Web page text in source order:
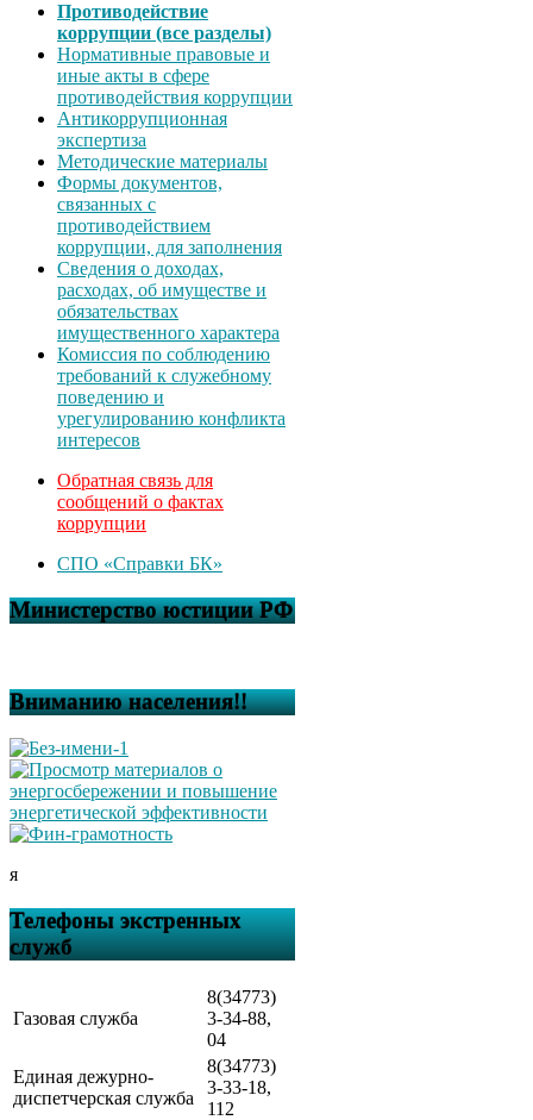
Противодействие
коррупции (все разделы)
Нормативные правовые и
иные акты в сфере
противодействия коррупции
Антикоррупционная
экспертиза
Методические материалы
Формы документов,
связанных с
противодействием
коррупции, для заполнения
Сведения о доходах,
расходах, об имуществе и
обязательствах
имущественного характера
Комиссия по соблюдению
требований к служебному
поведению и
урегулированию конфликта
интересов
Обратная связь для
сообщений о фактах
коррупции
СПО «Справки БК»
Министерство юстиции РФ
Вниманию населения!!
я
Телефоны экстренных
служб
Газовая служба
8(34773)
3-34-88,
04
Единая дежурно-
диспетчерская служба
8(34773)
3-33-18,
112